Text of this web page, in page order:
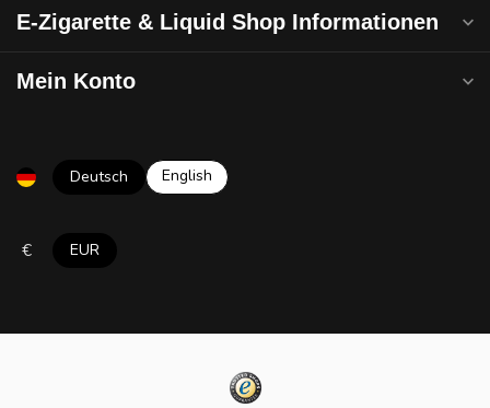
E-Zigarette & Liquid Shop Informationen
Mein Konto
Deutsch English
€ EUR